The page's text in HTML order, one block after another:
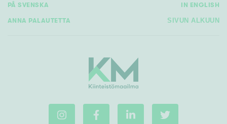
PÅ SVENSKA IN ENGLISH
ANNA PALAUTETTA SIVUN ALKUUN